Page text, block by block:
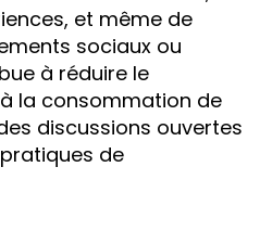
et même de
sociaux ou
à réduire le
la consommation de
discussions ouvertes
de